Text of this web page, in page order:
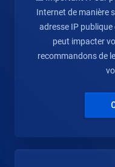
Internet de manière
adresse IP
peut impacter
recommandons de